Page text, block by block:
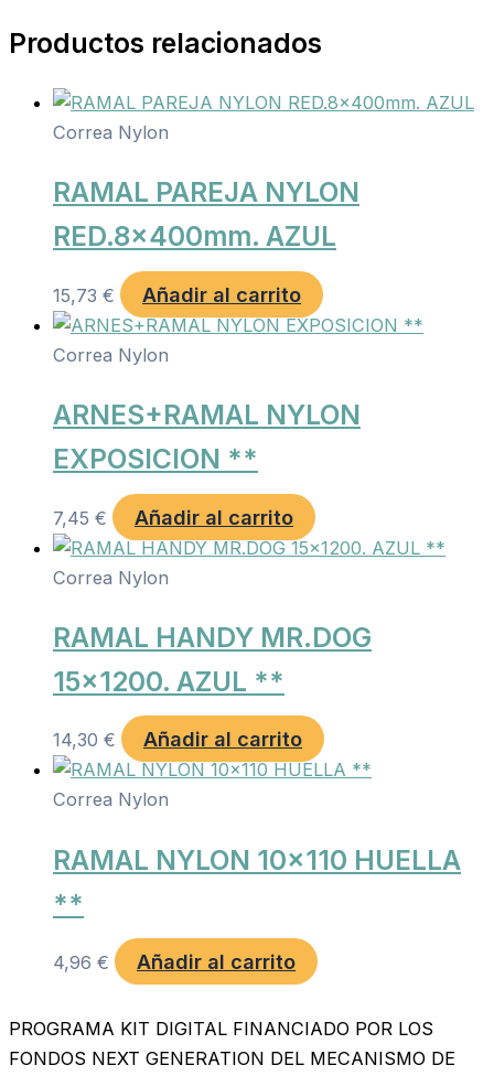
Productos relacionados
Correa Nylon
RAMAL PAREJA NYLON
RED.8x400mm. AZUL
15,73 € Añadir al carrito
Correa Nylon
ARNES+RAMAL NYLON
EXPOSICION **
7,45 € Añadir al carrito
Correa Nylon
RAMAL HANDY MR.DOG
15×1200. AZUL **
14,30 € Añadir al carrito
Correa Nylon
RAMAL NYLON 10×110 HUELLA
**
4,96 € Añadir al carrito
PROGRAMA KIT DIGITAL FINANCIADO POR LOS
FONDOS NEXT GENERATION DEL MECANISMO DE